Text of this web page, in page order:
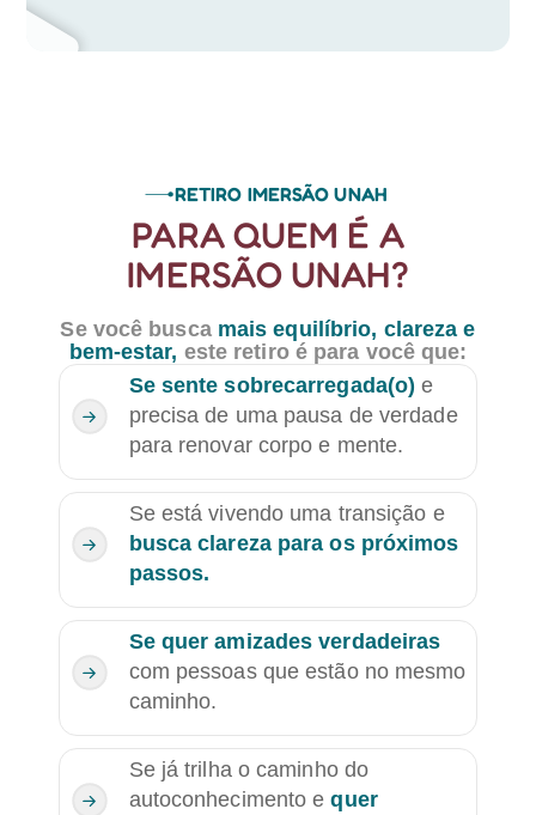
RETIRO IMERSÃO UNAH
PARA QUEM É A
IMERSÃO UNAH?
Se você busca mais equilíbrio, clareza e
bem-estar, este retiro é para você que:
Se sente sobrecarregada(o) e
precisa de uma pausa de verdade
para renovar corpo e mente.
Se está vivendo uma transição e
busca clareza para os próximos
passos.
Se quer amizades verdadeiras
com pessoas que estão no mesmo
caminho.
Se já trilha o caminho do
autoconhecimento equer